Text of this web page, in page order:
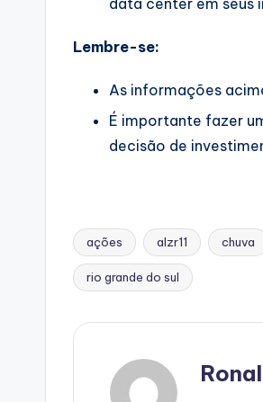
Lembre-se:
As informações
É importante fazer
decisão de
Tags:
ações alzr11 chuva
rio grande do sul